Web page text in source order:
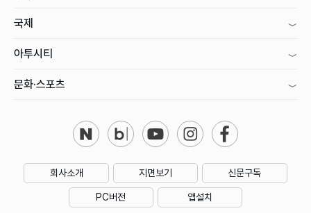
국제
아투시티
문화·스포츠
회사소개 지면보기 신문구독
PC버전 앱설치